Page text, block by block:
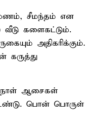
சீமந்தம் என
வீடு களைகட்டும்.
அதிகரிக்கும்.
நாள் ஆசைகள்
பொன் பொருள்